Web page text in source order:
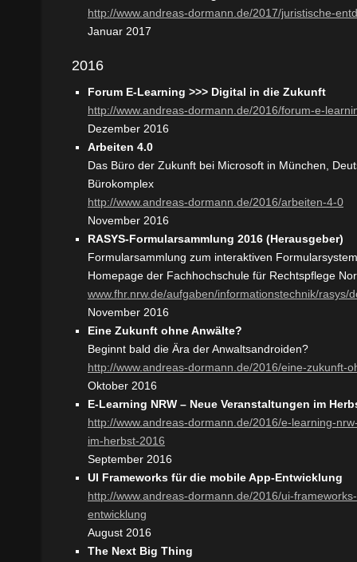
http://www.andreas-dormann.de/2017/juristische-
Januar 2017
2016
Forum E-Learning >>> Digital in die Zukunft
http://www.andreas-dormann.de/2016/forum-e-
Dezember 2016
Arbeiten 4.0
Das Büro der Zukunft bei Microsoft in München,
Bürokomplex
http://www.andreas-dormann.de/2016/arbeiten-4-0
November 2016
RASYS-Formularsammlung 2016 (Herausgeber)
Formularsammlung zum interaktiven
Homepage der Fachhochschule für Rechtspflege
www.fhr.nrw.de/aufgaben/informationstechnik/rasys/
November 2016
Eine Zukunft ohne Anwälte?
Beginnt bald die Ära der Anwaltsandroiden?
http://www.andreas-dormann.de/2016/eine-zukunft-
Oktober 2016
E-Learning NRW – Neue Veranstaltungen im
http://www.andreas-dormann.de/2016/e-learning-
im-herbst-2016
September 2016
UI Frameworks für die mobile App-Entwicklung
http://www.andreas-dormann.de/2016/ui-
entwicklung
August 2016
The Next Big Thing